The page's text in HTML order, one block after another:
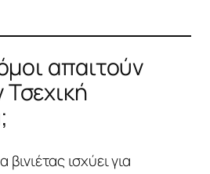
απαιτούν
Τσεχική
ισχύει για